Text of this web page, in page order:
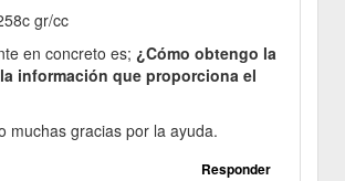
gr/cc
en concreto es; ¿Cómo obtengo la
información que proporciona el
muchas gracias por la ayuda.
Responder